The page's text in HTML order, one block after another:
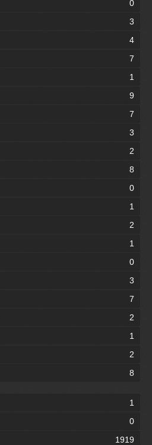
0
3
4
7
1
9
7
3
2
8
0
1
2
1
0
3
7
2
1
2
8
1
0
1919